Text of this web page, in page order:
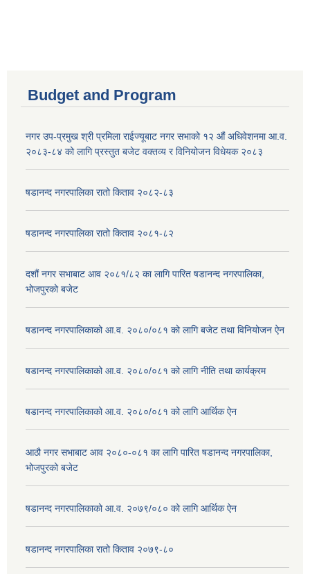
Budget and Program
नगर उप-प्रमुख श्री प्रमिला राईज्यूबाट नगर सभाको १२ ‍औं अधिवेशनमा आ.व.
२०८३-८४ को लागि प्रस्तुत बजेट वक्तव्य र विनियोजन विधेयक २०८३
षडानन्द नगरपालिका रातो किताव २०८२-८३
षडानन्द नगरपालिका रातो किताव २०८१-८२
दशौं नगर सभाबाट आव २०८१/८२ का लागि पारित षडानन्द नगरपालिका,
भोजपुरको बजेट
षडानन्द नगरपालिकाको आ.व. २०८०/०८१ को लागि बजेट तथा विनियोजन ऐन
षडानन्द नगरपालिकाको आ.व. २०८०/०८१ को लागि नीति तथा कार्यक्रम
षडानन्द नगरपालिकाको आ.व. २०८०/०८१ को लागि आर्थिक ऐन
आठौ नगर सभाबाट आव २०८०-०८१ का लागि पारित षडानन्द नगरपालिका,
भोजपुरको बजेट
षडानन्द नगरपालिकाको आ.व. २०७९/०८० को लागि आर्थिक ऐन
षडानन्द नगरपालिका रातो किताव २०७९-८०